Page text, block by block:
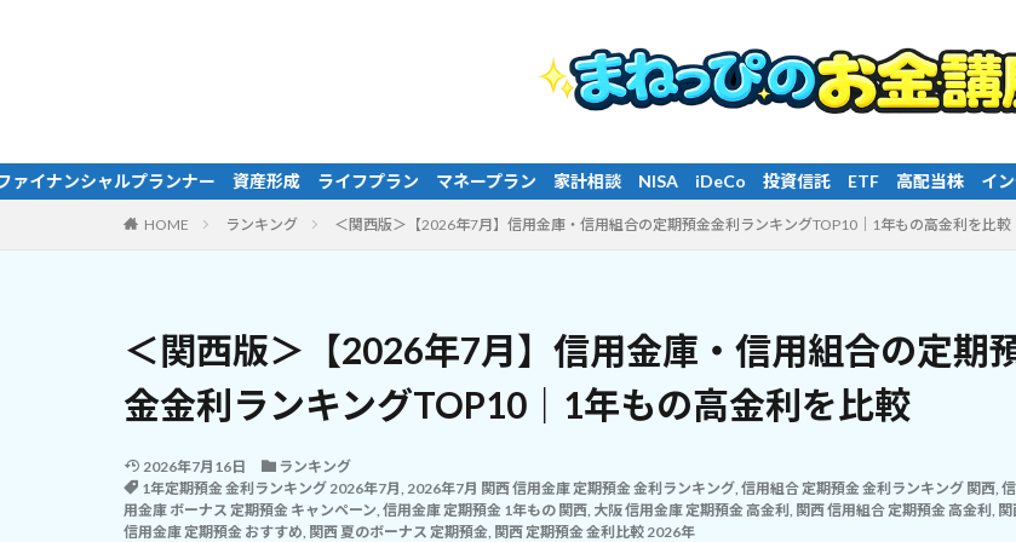
資産形成 ライフプラン マネープラン 家計相談 NISA iDeCo 投資信託 ETF 高配当株 インデックス投資 長期
HOME ランキング ＜関西版＞【2026年7月】信用金庫・信用組合の定期預金金利ランキングTOP10｜1年もの高金利を比較
＜関西版＞【2026年7月】信用金庫・信用組合の定期
金金利ランキングTOP10｜1年もの高金利を比較
2026年7月16日
ランキング
1年定期預金 金利ランキング 2026年7月, 2026年7月 関西 信用金庫 定期預金 金利ランキング, 信用組合 定期預金 金利ランキング 関西, 信
用金庫 ボーナス 定期預金 キャンペーン, 信用金庫 定期預金 1年もの 関西, 大阪 信用金庫 定期預金 高金利, 関西 信用組合 定期預金 高金利,
信用金庫 定期預金 おすすめ, 関西 夏のボーナス 定期預金, 関西 定期預金 金利比較 2026年